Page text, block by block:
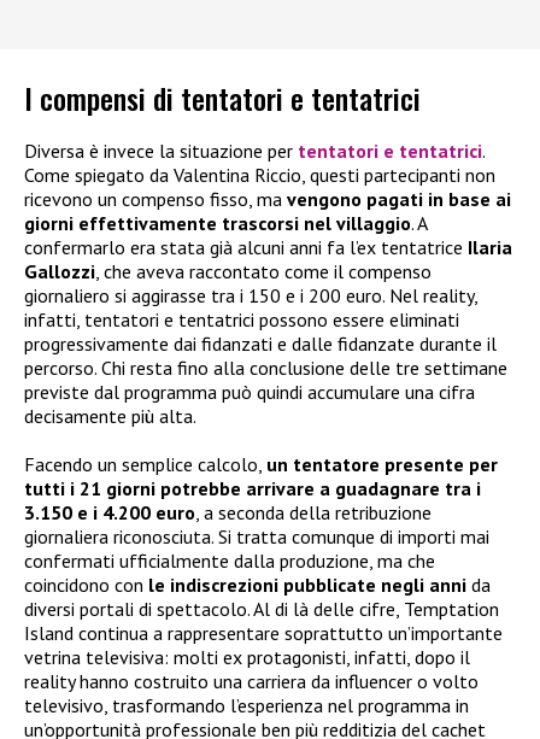
I compensi di tentatori e tentatrici
Diversa è invece la situazione per tentatori e tentatrici.
Come spiegato da Valentina Riccio, questi partecipanti non
ricevono un compenso fisso, ma vengono pagati in base ai
giorni effettivamente trascorsi nel villaggio. A
confermarlo era stata già alcuni anni fa l’ex tentatrice Ilaria
Gallozzi, che aveva raccontato come il compenso
giornaliero si aggirasse tra i 150 e i 200 euro. Nel reality,
infatti, tentatori e tentatrici possono essere eliminati
progressivamente dai fidanzati e dalle fidanzate durante il
percorso. Chi resta fino alla conclusione delle tre settimane
previste dal programma può quindi accumulare una cifra
decisamente più alta.
Facendo un semplice calcolo, un tentatore presente per
tutti i 21 giorni potrebbe arrivare a guadagnare tra i
3.150 e i 4.200 euro, a seconda della retribuzione
giornaliera riconosciuta. Si tratta comunque di importi mai
confermati ufficialmente dalla produzione, ma che
coincidono con le indiscrezioni pubblicate negli anni da
diversi portali di spettacolo. Al di là delle cifre, Temptation
Island continua a rappresentare soprattutto un’importante
vetrina televisiva: molti ex protagonisti, infatti, dopo il
reality hanno costruito una carriera da influencer o volto
televisivo, trasformando l’esperienza nel programma in
un’opportunità professionale ben più redditizia del cachet